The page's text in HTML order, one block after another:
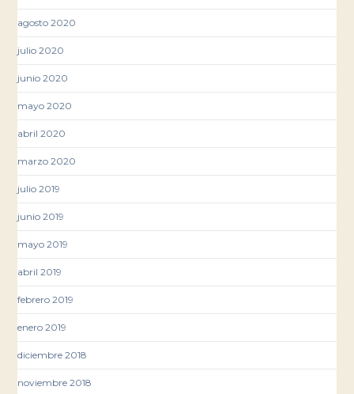
agosto 2020
julio 2020
junio 2020
mayo 2020
abril 2020
marzo 2020
julio 2019
junio 2019
mayo 2019
abril 2019
febrero 2019
enero 2019
diciembre 2018
noviembre 2018